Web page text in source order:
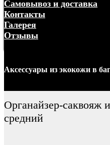
Самовывоз и доставка
Контакты
Галерея
Отзывы
Аксессуары из экокожи в
Органайзер-саквояж
средний